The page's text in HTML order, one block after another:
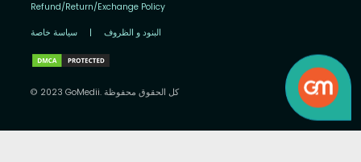
Refund/Return/Exchange Policy
سياسة خاصة | البنود و الظروف
© 2023 GoMedii. كل الحقوق محفوظة